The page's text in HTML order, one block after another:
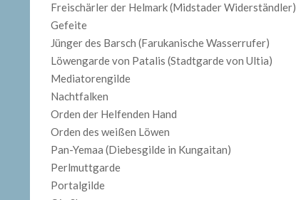
Freischärler der Helmark (Midstader Widerständler)
Gefeite
Jünger des Barsch (Farukanische Wasserrufer)
Löwengarde von Patalis (Stadtgarde von Ultia)
Mediatorengilde
Nachtfalken
Orden der Helfenden Hand
Orden des weißen Löwen
Pan-Yemaa (Diebesgilde in Kungaitan)
Perlmuttgarde
Portalgilde